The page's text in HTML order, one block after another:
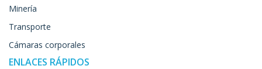
Minería
Transporte
Cámaras corporales
ENLACES RÁPIDOS